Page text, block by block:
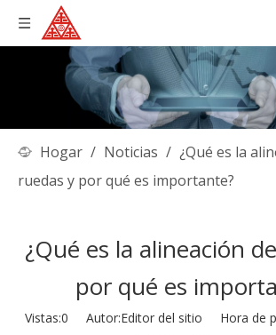
Hogar / Noticias / ¿Qué es la
ruedas y por qué es importante?
¿Qué es la alineación
por qué es
Vistas:0 Autor:Editor del sitio Hora de